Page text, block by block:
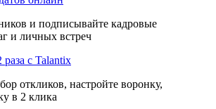
и подписывайте кадровые
и личных встреч
раза с Talantix
откликов, настройте воронку,
в 2 клика